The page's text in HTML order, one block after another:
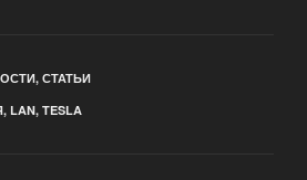
, СТАТЬИ
, LAN, TESLA